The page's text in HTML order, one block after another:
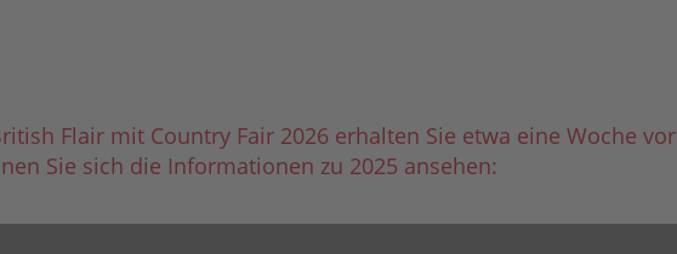
Flair mit Country Fair 2026 erhalten Sie etwa eine Woche vor
Sie sich die Informationen zu 2025 ansehen: